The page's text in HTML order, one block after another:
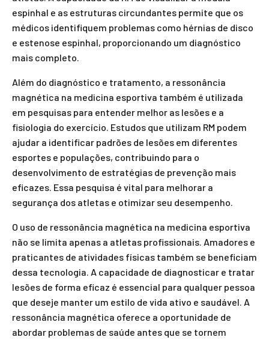
espinhal e as estruturas circundantes permite que os
médicos identifiquem problemas como hérnias de disco
e estenose espinhal, proporcionando um diagnóstico
mais completo.
Além do diagnóstico e tratamento, a ressonância
magnética na medicina esportiva também é utilizada
em pesquisas para entender melhor as lesões e a
fisiologia do exercício. Estudos que utilizam RM podem
ajudar a identificar padrões de lesões em diferentes
esportes e populações, contribuindo para o
desenvolvimento de estratégias de prevenção mais
eficazes. Essa pesquisa é vital para melhorar a
segurança dos atletas e otimizar seu desempenho.
O uso de ressonância magnética na medicina esportiva
não se limita apenas a atletas profissionais. Amadores e
praticantes de atividades físicas também se beneficiam
dessa tecnologia. A capacidade de diagnosticar e tratar
lesões de forma eficaz é essencial para qualquer pessoa
que deseje manter um estilo de vida ativo e saudável. A
ressonância magnética oferece a oportunidade de
abordar problemas de saúde antes que se tornem